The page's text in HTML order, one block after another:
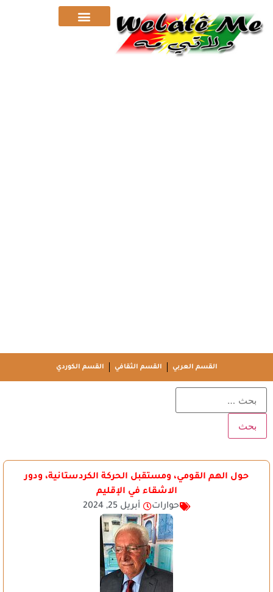
القسم العربي القسم الثقافي القسم الكوردي
حول الهم القومي، ومستقبل الحركة الكردستانية، ودور
الاشقاء في الإقليم
حوارات
أبريل 25, 2024